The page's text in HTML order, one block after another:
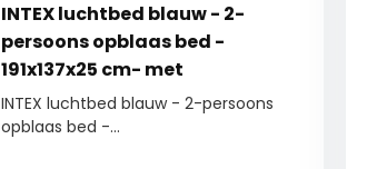
INTEX luchtbed blauw - 2-
persoons opblaas bed -
191x137x25 cm- met
ingebouwde pomp
INTEX luchtbed blauw - 2-persoons
opblaas bed -...